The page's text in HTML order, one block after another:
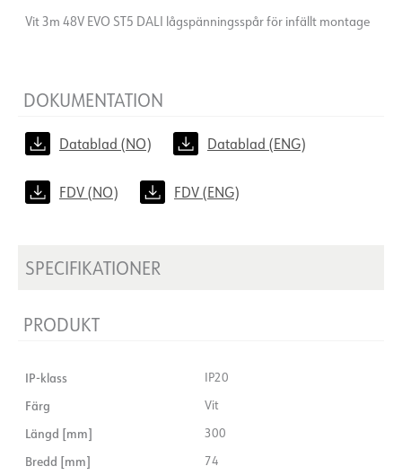
Vit 3m 48V EVO ST5 DALI lågspänningsspår för infällt montage
DOKUMENTATION
Datablad (NO) Datablad (ENG)
FDV (NO) FDV (ENG)
SPECIFIKATIONER
PRODUKT
IP-klass IP20
Färg Vit
Längd [mm] 300
Bredd [mm] 74